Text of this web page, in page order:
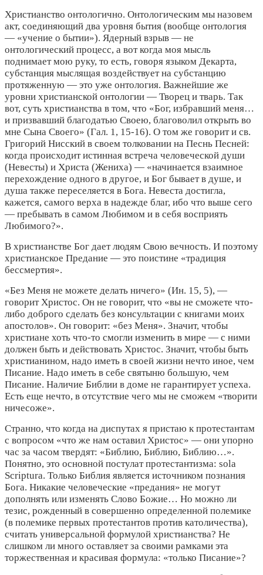
Христианство онтологично. Онтологическим мы назовем
акт, соединяющий два уровня бытия (вообще онтология
— «учение о бытии»). Ядерный взрыв — не
онтологический процесс, а вот когда моя мысль
поднимает мою руку, то есть, говоря языком Декарта,
субстанция мыслящая воздействует на субстанцию
протяженную — это уже онтология. Важнейшие же
уровни христианской онтологии — Творец и тварь. Так
вот, суть христианства в том, что «Бог, избравший меня…
и призвавший благодатью Своею, благоволил открыть во
мне Сына Своего» (Гал. 1, 15-16). О том же говорит и св.
Григорий Нисский в своем толковании на Песнь Песней:
когда происходит истинная встреча человеческой души
(Невесты) и Христа (Жениха) — «начинается взаимное
перехождение одного в другое, и Бог бывает в душе, и
душа также переселяется в Бога. Невеста достигла,
кажется, самого верха в надежде благ, ибо что выше сего
— пребывать в самом Любимом и в себя восприять
Любимого?».
В христианстве Бог дает людям Свою вечность. И поэтому
христианское Предание — это поистине «традиция
бессмертия».
«Без Меня не можете делать ничего» (Ин. 15, 5), —
говорит Христос. Он не говорит, что «вы не сможете что-
либо доброго сделать без консультации с книгами моих
апостолов». Он говорит: «без Меня». Значит, чтобы
христиане хоть что-то смогли изменить в мире — с ними
должен быть и действовать Христос. Значит, чтобы быть
христианином, надо иметь в своей жизни нечто иное, чем
Писание. Надо иметь в себе святыню большую, чем
Писание. Наличие Библии в доме не гарантирует успеха.
Есть еще нечто, в отсутствие чего мы не сможем «творити
ничесоже».
Странно, что когда на диспутах я пристаю к протестантам
с вопросом «что же нам оставил Христос» — они упорно
час за часом твердят: «Библию, Библию, Библию…».
Понятно, это основной постулат протестантизма: sola
Scriptura. Только Библия является источником познания
Бога. Никакие человеческие «предания» не могут
дополнять или изменять Слово Божие… Но можно ли
тезис, рожденный в совершенно определенной полемике
(в полемике первых протестантов против католичества),
считать универсальной формулой христианства? Не
слишком ли много оставляет за своими рамками эта
торжественная и красивая формула: «только Писание»?